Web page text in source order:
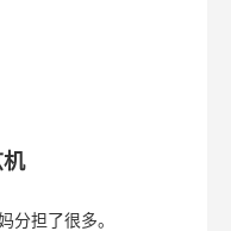
分担了很多。